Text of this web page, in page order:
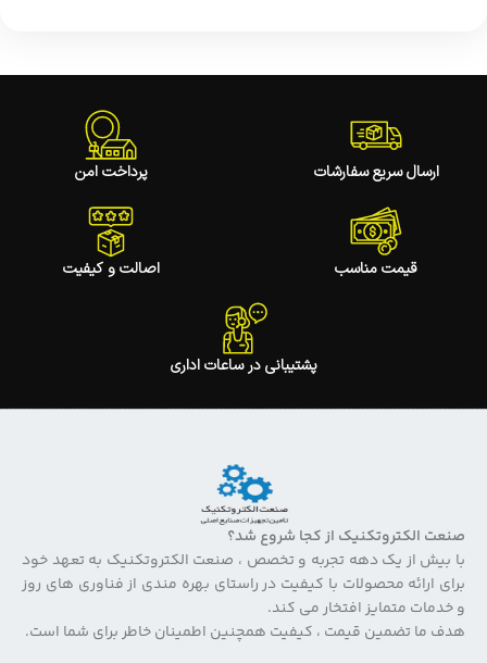
ارسال سریع سفارشات پرداخت امن
قیمت مناسب اصالت و کیفیت
پشتیبانی در ساعات اداری
صنعت الکتروتکنیک از کجا شروع شد؟
با بیش از یک دهه تجربه و تخصص ، صنعت الکتروتکنیک به تعهد خود
برای ارائه محصولات با کیفیت در راستای بهره مندی از فناوری های روز
و خدمات متمایز افتخار می کند.
هدف ما تضمین قیمت ، کیفیت همچنین اطمینان خاطر برای شما است.